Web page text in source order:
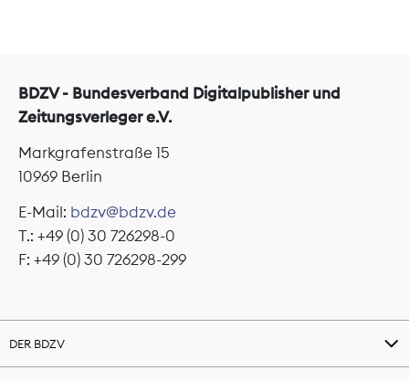
BDZV - Bundesverband Digitalpublisher und
Zeitungsverleger e.V.
Markgrafenstraße 15
10969 Berlin
E-Mail: bdzv@bdzv.de
T.: +49 (0) 30 726298-0
F: +49 (0) 30 726298-299
DER BDZV